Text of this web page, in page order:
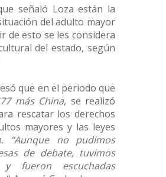
señaló Loza están la
del adulto mayor
de esto se les considera
del estado, según
que en el periodo que
más China, se realizó
rescatar los derechos
mayores y las leyes
“Aunque no pudimos
de debate, tuvimos
fueron escuchadas